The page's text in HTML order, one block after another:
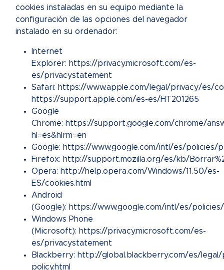
cookies instaladas en su equipo mediante la
configuración de las opciones del navegador
instalado en su ordenador:
Internet
Explorer: https://privacy.microsoft.com/es-
es/privacystatement
Safari: https://www.apple.com/legal/privacy/es/
https://support.apple.com/es-es/HT201265
Google
Chrome: https://support.google.com/chrome/
hl=es&hlrm=en
Google: https://www.google.com/intl/es/policies/
Firefox: http://support.mozilla.org/es/kb/
Opera: http://help.opera.com/Windows/11.50/es-
ES/cookies.html
Android
(Google): https://www.google.com/intl/es/
Windows Phone
(Microsoft): https://privacy.microsoft.com/es-
es/privacystatement
Blackberry: http://global.blackberry.com/es/legal/
policy.html